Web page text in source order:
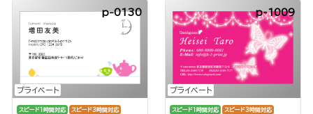
プライベート
p-0130
スピード1時間対応 スピード3時間対応
プライベート
p-1009
スピード1時間対応 スピード3時間対応